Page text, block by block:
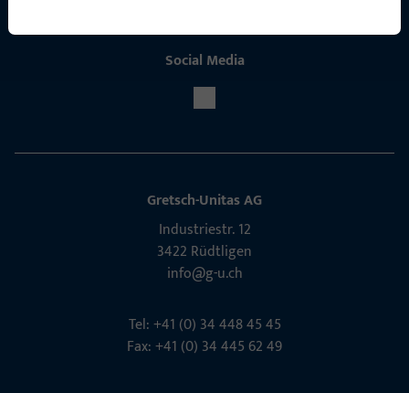
Social Media
Gretsch-Unitas AG
Indu­s­triestr. 12
3422 Rüdt­ligen
info@g-u.ch
Tel: +41 (0) 34 448 45 45
Fax: +41 (0) 34 445 62 49